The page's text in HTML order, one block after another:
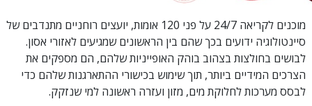
מוכנים לקריאה 24/7 על פני 120 אומות, יועצים רוחניים מתנדבים של
סיינטולוגיה ידועים בכך שהם בין הראשונים שמגיעים לאזורי אסון.
לבושים בחולצות בצהוב בוהק האופייניות שלהם, הם מספקים את
הצרכים המידיים ביותר, תוך שימוש בכישורי ההתארגנות שלהם כדי
לבסס מערכות לחלוקת מים, מזון ועזרה ראשונה למי שנזקק.